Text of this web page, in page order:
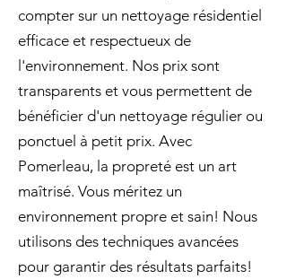
compter sur un nettoyage résidentiel
efficace et respectueux de
l'environnement. Nos prix sont
transparents et vous permettent de
bénéficier d'un nettoyage régulier ou
ponctuel à petit prix. Avec
Pomerleau, la propreté est un art
maîtrisé. Vous méritez un
environnement propre et sain! Nous
utilisons des techniques avancées
pour garantir des résultats parfaits!